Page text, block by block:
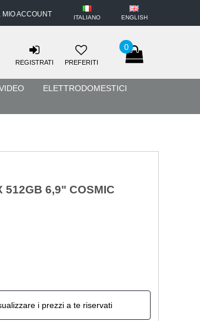
ITALIANO ENGLISH
MIO ACCOUNT
0
PREFERITI
REGISTRATI
ELETTRODOMESTICI
512GB 6,9" COSMIC
i prezzi a te riservati